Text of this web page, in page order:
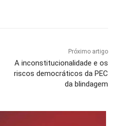
Próximo artigo
A inconstitucionalidade e os
riscos democráticos da PEC
da blindagem